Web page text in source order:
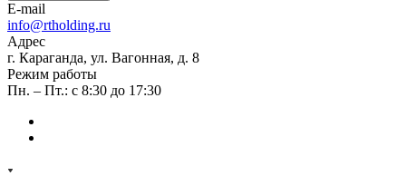
E-mail
info@rtholding.ru
Адрес
г. Караганда, ул. Вагонная, д. 8
Режим работы
Пн. – Пт.: с 8:30 до 17:30